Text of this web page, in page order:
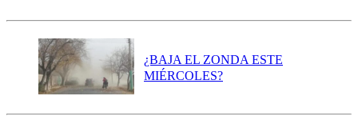
¿BAJA EL ZONDA ESTE
MIÉRCOLES?